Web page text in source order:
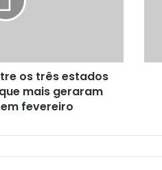
os três estados
mais geraram
fevereiro